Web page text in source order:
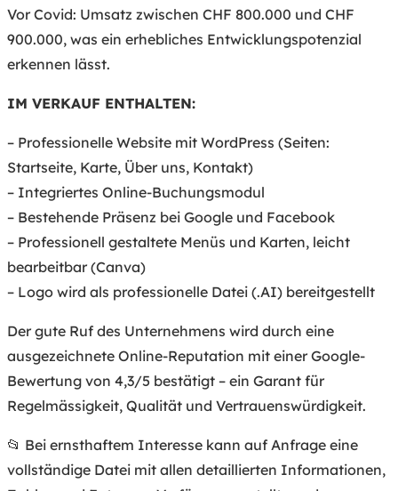
Vor Covid: Umsatz zwischen CHF 800.000 und CHF
900.000, was ein erhebliches Entwicklungspotenzial
erkennen lässt.
IM VERKAUF ENTHALTEN:
– Professionelle Website mit WordPress (Seiten:
Startseite, Karte, Über uns, Kontakt)
– Integriertes Online-Buchungsmodul
– Bestehende Präsenz bei Google und Facebook
– Professionell gestaltete Menüs und Karten, leicht
bearbeitbar (Canva)
– Logo wird als professionelle Datei (.AI) bereitgestellt
Der gute Ruf des Unternehmens wird durch eine
ausgezeichnete Online-Reputation mit einer Google-
Bewertung von 4,3/5 bestätigt – ein Garant für
Regelmässigkeit, Qualität und Vertrauenswürdigkeit.
📂 Bei ernsthaftem Interesse kann auf Anfrage eine
vollständige Datei mit allen detaillierten Informationen,